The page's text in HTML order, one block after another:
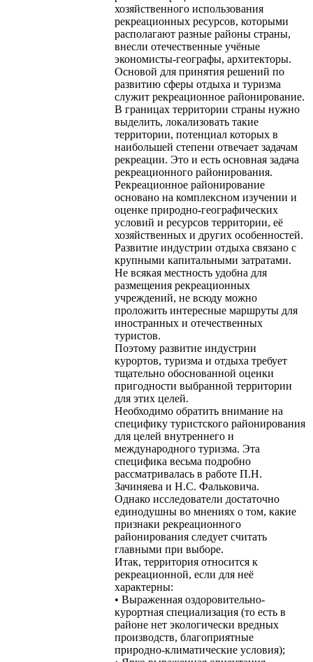
хозяйственного использования
рекреационных ресурсов, которыми
располагают разные районы страны,
внесли отечественные учёные
экономисты-географы, архитекторы.
Основой для принятия решений по
развитию сферы отдыха и туризма
служит рекреационное районирование.
В границах территории страны нужно
выделить, локализовать такие
территории, потенциал которых в
наибольшей степени отвечает задачам
рекреации. Это и есть основная задача
рекреационного районирования.
Рекреационное районирование
основано на комплексном изучении и
оценке природно-географических
условий и ресурсов территории, её
хозяйственных и других особенностей.
Развитие индустрии отдыха связано с
крупными капитальными затратами.
Не всякая местность удобна для
размещения рекреационных
учреждений, не всюду можно
проложить интересные маршруты для
иностранных и отечественных
туристов.
Поэтому развитие индустрии
курортов, туризма и отдыха требует
тщательно обоснованной оценки
пригодности выбранной территории
для этих целей.
Необходимо обратить внимание на
специфику туристского районирования
для целей внутреннего и
международного туризма. Эта
специфика весьма подробно
рассматривалась в работе П.Н.
Зачиняева и Н.С. Фальковича.
Однако исследователи достаточно
единодушны во мнениях о том, какие
признаки рекреационного
районирования следует считать
главными при выборе.
Итак, территория относится к
рекреационной, если для неё
характерны:
• Выраженная оздоровительно-
курортная специализация (то есть в
районе нет экологически вредных
производств, благоприятные
природно-климатические условия);